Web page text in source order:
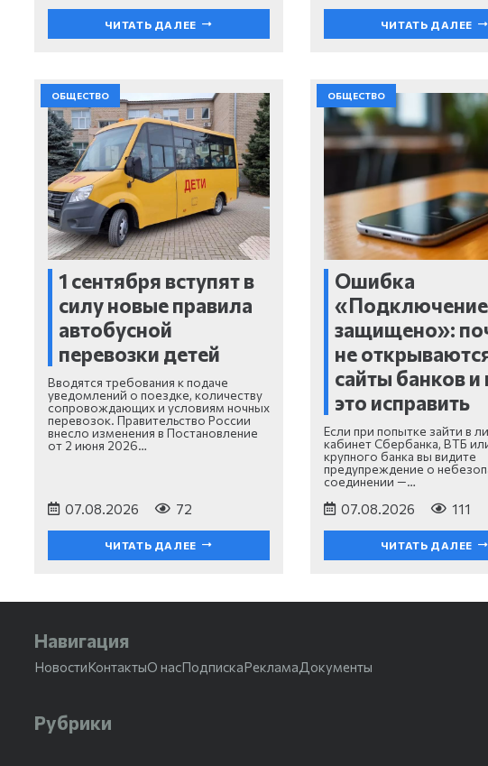
ЧИТАТЬ ДАЛЕЕ ЧИТАТЬ ДАЛЕЕ
ОБЩЕСТВО
1 сентября вступят в
силу новые правила
автобусной
перевозки детей
Вводятся требования к подаче
уведомлений о поездке, количеству
сопровождающих и условиям ночных
перевозок. Правительство России
внесло изменения в Постановление
от 2 июня 2026…
07.08.2026 72
ЧИТАТЬ ДАЛЕЕ
ОБЩЕСТВО
Ошибка
защищено»:
не
сайты банков и
это исправить
Если при попытке зайти в
кабинет Сбербанка, ВТБ
крупного банка вы видите
предупреждение о
соединении —…
07.08.2026 111
ЧИТАТЬ ДАЛЕЕ
Навигация
НовостиКонтактыО насПодпискаРекламаДокументы
Рубрики